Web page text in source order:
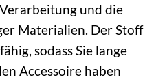
und die
Materialien. Der Stoff
sodass Sie lange
Accessoire haben